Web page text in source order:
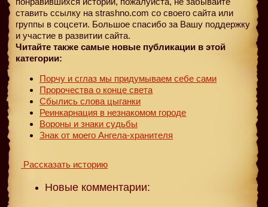
ставить ссылку на strashno.com со своего сайта или
группы в соцсети. Большое спасибо за Вашу поддержку
и участие в развитии сайта.
Читайте также самые новые публикации в этой
категории:
Порчу и сглаз мы придумываем себе сами
Пророчества о конце света
Сбылись слова цыганки
Реинкарнация в незнакомом городе
Вороны и знаки судьбы
Знак от моего Ангела-хранителя
Рассказать историю
Новые комментарии: